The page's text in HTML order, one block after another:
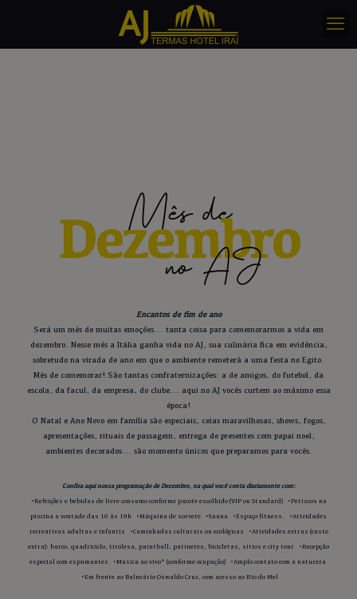
Mês de
Dezembro
no AJ
Encantos de fim de ano
Será um mês de muitas emoções... tanta coisa para comemorarmos a vida em
dezembro. Nesse mês a Itália ganha vida no AJ, sua culinária fica em evidência,
sobretudo na virada de ano em que o ambiente remeterá a uma festa no Egito.
Mês de comemorar! São tantas confraternizações: a de amigos, do futebol, da
escola, da facul, da empresa, do clube... aqui no AJ vocês curtem ao máximo essa
época!
O Natal e Ano Novo em família são especiais, ceias maravilhosas, shows, fogos,
apresentações, rituais de passagem, entrega de presentes com papai noel,
ambientes decorados... são momento únicos que preparamos para vocês.
Confira aqui nossa programação de Dezembro, na qual você conta diariamente com:
•Refeições e bebidas de livre consumo conforme pacote escolhido (VIP ou Standard) •Petiscos na
piscina a vontade das 10 às 19h •Máquina de sorvete •Sauna •Espaço fitness. •Atividades
recreativas adultas e infantis •Caminhadas culturais ou ecológicas •Atividades extras (custo
extra): barco, quadriciclo, tirolesa, paintball, patinetes, bicicletas, sítios e city tour •Recepção
especial com espumantes •Música ao vivo* (conforme ocupação) •Amplo contato com a natureza
•Em frente ao Balneário Oswaldo Cruz, com acesso ao Rio do Mel